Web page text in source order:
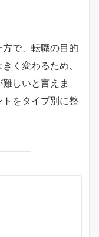
で、転職の目的
く変わるため、
しいと言えま
をタイプ別に整